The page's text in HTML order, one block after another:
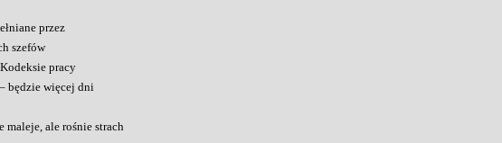
przez
szefów
pracy
będzie więcej dni
maleje, ale rośnie strach